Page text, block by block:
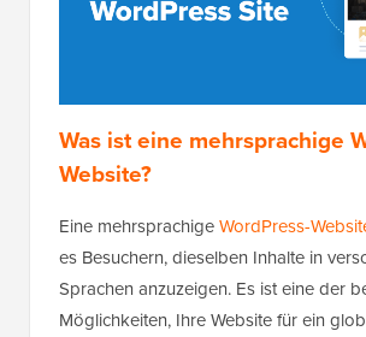
Was ist eine mehrsprachige
Website?
Eine mehrsprachigeWordPress-
es Besuchern, dieselben Inhalte in
Sprachen anzuzeigen. Es ist eine der
Möglichkeiten, Ihre Website für ein